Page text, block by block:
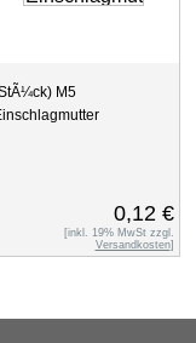
M5
0,12 €
[inkl. 19% MwSt zzgl.
Versandkosten]